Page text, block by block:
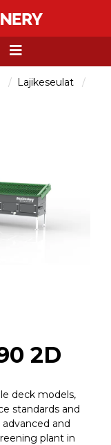
Lajikeseulat
2D
deck models,
standards and
and
plant in